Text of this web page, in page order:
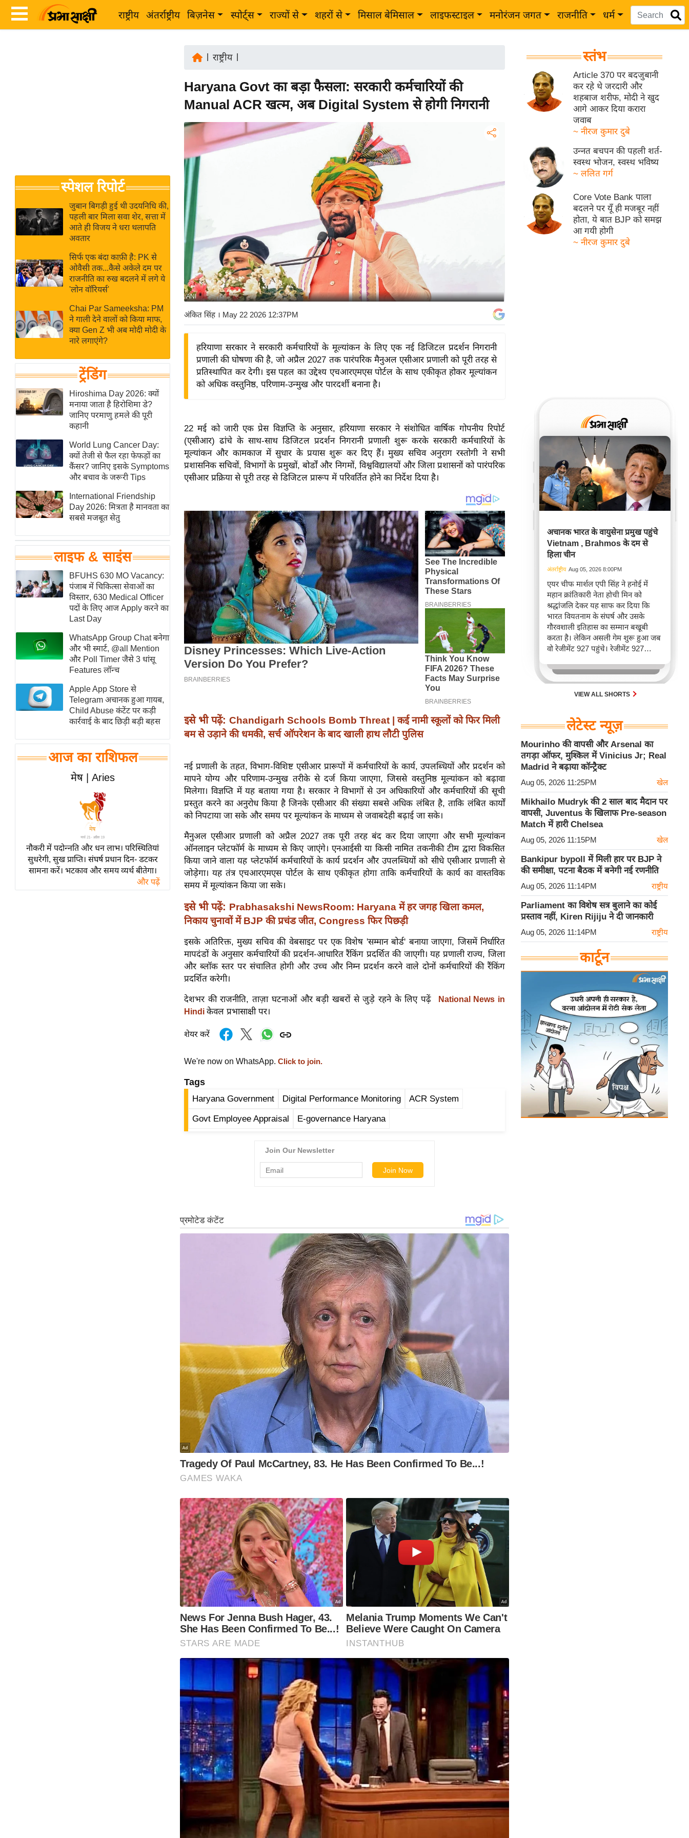
राष्ट्रीय अंतर्राष्ट्रीय बिज़नेस स्पोर्ट्स राज्यों से शहरों से मिसाल बेमिसाल लाइफस्टाइल मनोरंजन जगत राजनीति धर्म
Breaking
News in
Hindi
Hindi
Hindi
जगत
राय
बजट
क्रिकेट
IPL
ई-पेपर
मिसाल बेमिसाल
यंग इंडिया
साहित्य जगत
ऑटो वर्ल्ड
न्यूज ब्रीफ
बॉलीवुड
हॉलीवुड
फिल्म समीक्षा
Breaking
News
टेक्नॉलॉजी
ब्यूटी/फैशन
घरेलू नुस्खे
पर्यटन स्थल
फिटनेस मंत्रा
रिलेशनशिप
राजनीति
विश्लेषण
समसामयिक
मातृभूमि
स्तंभ
आई.
चाय पर
समीक्षा
धर्मस्थल
व्रत
स्पेशल रिपोर्ट
जुबान बिगड़ी हुई थी उदयनिधि की,
पहली बार मिला सवा शेर, सत्ता में
आते ही विजय ने धरा थलापति
अवतार
सिर्फ एक बंदा काफ़ी है: PK से
ओवैसी तक...कैसे अकेले दम पर
राजनीति का रुख बदलने में लगे ये
'लोन वॉरियर्स'
Chai Par Sameeksha: PM
ने गाली देने वालों को किया माफ,
क्या Gen Z भी अब मोदी मोदी के
नारे लगाएंगे?
ट्रेंडिंग
Hiroshima Day 2026: क्यों
मनाया जाता है हिरोशिमा डे?
जानिए परमाणु हमले की पूरी
कहानी
World Lung Cancer Day:
क्यों तेजी से फैल रहा फेफड़ों का
कैंसर? जानिए इसके Symptoms
और बचाव के जरूरी Tips
International Friendship
Day 2026: मित्रता है मानवता का
सबसे मजबूत सेतु
लाइफ & साइंस
BFUHS 630 MO Vacancy:
पंजाब में चिकित्सा सेवाओं का
विस्तार, 630 Medical Officer
पदों के लिए आज Apply करने का
Last Day
WhatsApp Group Chat बनेगा
और भी स्मार्ट, @all Mention
और Poll Timer जैसे 3 धांसू
Features लॉन्च
Apple App Store से
Telegram अचानक हुआ गायब,
Child Abuse कंटेंट पर कड़ी
कार्रवाई के बाद छिड़ी बड़ी बहस
आज का राशिफल
मेष | Aries
नौकरी में पदोन्नति और धन लाभ। परिस्थितियां
सुधरेगी, सुख प्राप्ति। संघर्ष प्रधान दिन- डटकर
सामना करें। भटकाव और समय व्यर्थ बीतेगा।
और पढ़ें
राष्ट्रीय|
Haryana Govt का बड़ा फैसला: सरकारी कर्मचारियों की
Manual ACR खत्म, अब Digital System से होगी निगरानी
ANI
अंकित सिंह। May 22 2026 12:37PM
हरियाणा सरकार ने सरकारी कर्मचारियों के मूल्यांकन के लिए एक नई डिजिटल प्रदर्शन निगरानी
प्रणाली की घोषणा की है, जो अप्रैल 2027 तक पारंपरिक मैनुअल एसीआर प्रणाली को पूरी तरह से
प्रतिस्थापित कर देगी। इस पहल का उद्देश्य एचआरएमएस पोर्टल के साथ एकीकृत होकर मूल्यांकन
को अधिक वस्तुनिष्ठ, परिणाम-उन्मुख और पारदर्शी बनाना है।
22 मई को जारी एक प्रेस विज्ञप्ति के अनुसार, हरियाणा सरकार ने संशोधित वार्षिक गोपनीय रिपोर्ट
(एसीआर) ढांचे के साथ-साथ डिजिटल प्रदर्शन निगरानी प्रणाली शुरू करके सरकारी कर्मचारियों के
मूल्यांकन और कामकाज में सुधार के प्रयास शुरू कर दिए हैं। मुख्य सचिव अनुराग रस्तोगी ने सभी
प्रशासनिक सचिवों, विभागों के प्रमुखों, बोर्डों और निगमों, विश्वविद्यालयों और जिला प्रशासनों को पारंपरिक
एसीआर प्रक्रिया से पूरी तरह से डिजिटल प्रारूप में परिवर्तित होने का निर्देश दिया है।
इसे भी पढ़ें: Chandigarh Schools Bomb Threat | कई नामी स्कूलों को फिर मिली
बम से उड़ाने की धमकी, सर्च ऑपरेशन के बाद खाली हाथ लौटी पुलिस
नई प्रणाली के तहत, विभाग-विशिष्ट एसीआर प्रारूपों में कर्मचारियों के कार्य, उपलब्धियों और प्रदर्शन को
मापने योग्य और परिणाम-उन्मुख तरीके से दर्ज किया जाएगा, जिससे वस्तुनिष्ठ मूल्यांकन को बढ़ावा
मिलेगा। विज्ञप्ति में यह बताया गया है। सरकार ने विभागों से उन अधिकारियों और कर्मचारियों की सूची
प्रस्तुत करने का अनुरोध किया है जिनके एसीआर की संख्या सबसे अधिक लंबित है, ताकि लंबित कार्यों
को निपटाया जा सके और समय पर मूल्यांकन के माध्यम से जवाबदेही बढ़ाई जा सके।
मैनुअल एसीआर प्रणाली को अप्रैल 2027 तक पूरी तरह बंद कर दिया जाएगा और सभी मूल्यांकन
ऑनलाइन प्लेटफॉर्म के माध्यम से किए जाएंगे। एनआईसी या किसी नामित तकनीकी टीम द्वारा विकसित
किया जाने वाला यह प्लेटफॉर्म कर्मचारियों के कार्य प्रदर्शन और उपलब्धियों को सीधे एसीआर प्रणाली से
जोड़ेगा। यह तंत्र एचआरएमएस पोर्टल के साथ एकीकृत होगा ताकि कर्मचारियों के कार्य का वास्तविक
समय में मूल्यांकन किया जा सके।
इसे भी पढ़ें: Prabhasakshi NewsRoom: Haryana में हर जगह खिला कमल,
निकाय चुनावों में BJP की प्रचंड जीत, Congress फिर पिछड़ी
इसके अतिरिक्त, मुख्य सचिव की वेबसाइट पर एक विशेष 'सम्मान बोर्ड' बनाया जाएगा, जिसमें निर्धारित
मापदंडों के अनुसार कर्मचारियों की प्रदर्शन-आधारित रैंकिंग प्रदर्शित की जाएगी। यह प्रणाली राज्य, जिला
और ब्लॉक स्तर पर संचालित होगी और उच्च और निम्न प्रदर्शन करने वाले दोनों कर्मचारियों की रैंकिंग
प्रदर्शित करेगी।
देशभर की राजनीति, ताज़ा घटनाओं और बड़ी खबरों से जुड़े रहने के लिए पढ़ें
National News in
Hindi केवल प्रभासाक्षी पर।
शेयर करें
We're now on WhatsApp. Click to join.
Tags
Haryana Government Digital Performance Monitoring ACR System
Govt Employee Appraisal E-governance Haryana
स्तंभ
Article 370 पर बदजुबानी
कर रहे थे जरदारी और
शहबाज शरीफ, मोदी ने खुद
आगे आकर दिया करारा
जवाब
~ नीरज कुमार दुबे
उन्नत बचपन की पहली शर्त-
स्वस्थ भोजन, स्वस्थ भविष्य
~ ललित गर्ग
Core Vote Bank पाला
बदलने पर यूँ ही मजबूर नहीं
होता, ये बात BJP को समझ
आ गयी होगी
~ नीरज कुमार दुबे
अचानक भारत के वायुसेना प्रमुख पहुंचे
Vietnam , Brahmos के दम से
हिला चीन
अंतर्राष्ट्रीय Aug 05, 2026 8:00PM
एयर चीफ मार्शल एपी सिंह ने हनोई में
महान क्रांतिकारी नेता होची मिन को
श्रद्धांजलि देकर यह साफ कर दिया कि
भारत वियतनाम के संघर्ष और उसके
गौरवशाली इतिहास का सम्मान बखूबी
करता है। लेकिन असली गेम शुरू हुआ जब
वो रेजीमेंट 927 पहुंचे। रेजीमेंट 927
एयर चीफ ने सीधे वियतनामी फाइटर
पायलट से बातचीत की। वियतनाम भी सुई
30 एम के भी उड़ाता है और भारत के पास
VIEW ALL SHORTS
लेटेस्ट न्यूज़
Mourinho की वापसी और Arsenal का
तगड़ा ऑफर, मुश्किल में Vinicius Jr; Real
Madrid ने बढ़ाया कॉन्ट्रैक्ट
Aug 05, 2026 11:25PM खेल
Mikhailo Mudryk की 2 साल बाद मैदान पर
वापसी, Juventus के खिलाफ Pre-season
Match में हारी Chelsea
Aug 05, 2026 11:15PM खेल
Bankipur bypoll में मिली हार पर BJP ने
की समीक्षा, पटना बैठक में बनेगी नई रणनीति
Aug 05, 2026 11:14PM राष्ट्रीय
Parliament का विशेष सत्र बुलाने का कोई
प्रस्ताव नहीं, Kiren Rijiju ने दी जानकारी
Aug 05, 2026 11:14PM राष्ट्रीय
कार्टून